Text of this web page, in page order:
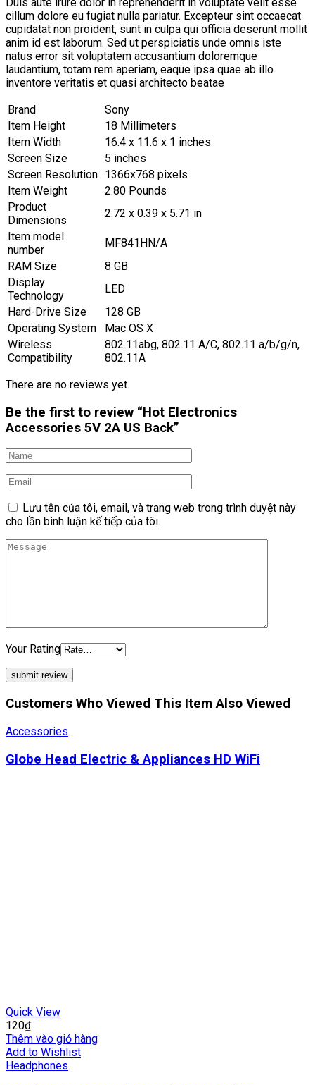
cillum dolore eu fugiat nulla pariatur. Excepteur sint occaecat
cupidatat non proident, sunt in culpa qui officia deserunt mollit
anim id est laborum. Sed ut perspiciatis unde omnis iste
natus error sit voluptatem accusantium doloremque
laudantium, totam rem aperiam, eaque ipsa quae ab illo
inventore veritatis et quasi architecto beatae
Brand
Sony
Item Height
18 Millimeters
Item Width
16.4 x 11.6 x 1 inches
Screen Size
5 inches
Screen Resolution 1366x768 pixels
Item Weight
2.80 Pounds
Product
Dimensions
2.72 x 0.39 x 5.71 in
Item model
number
MF841HN/A
RAM Size
8 GB
Display
Technology
LED
Hard-Drive Size
128 GB
Operating System
Mac OS X
Wireless
Compatibility
802.11abg, 802.11 A/C, 802.11 a/b/g/n,
802.11A
There are no reviews yet.
Be the first to review “Hot Electronics
Accessories 5V 2A US Back”
Lưu tên của tôi, email, và trang web trong trình duyệt này
cho lần bình luận kế tiếp của tôi.
Your Rating
Customers Who Viewed This Item Also Viewed
Accessories
Globe Head Electric & Appliances HD WiFi
Quick View
120₫
Thêm vào giỏ hàng
Add to Wishlist
Headphones